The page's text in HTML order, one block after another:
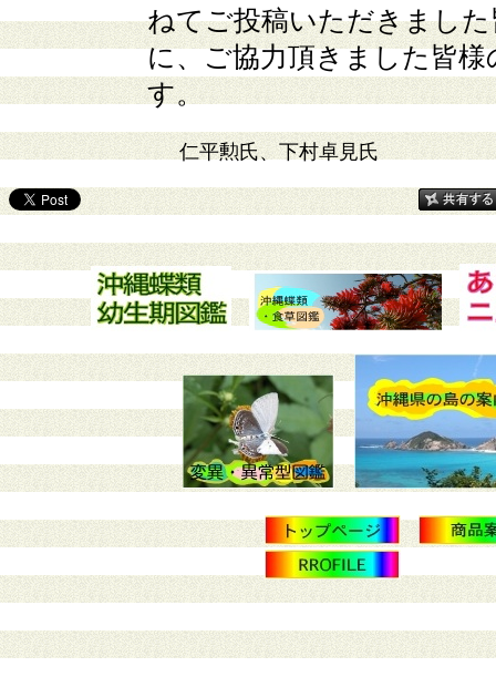
ねてご投稿いただきまし
に、ご協力頂きました皆
す。
仁平勲氏、下村卓見氏